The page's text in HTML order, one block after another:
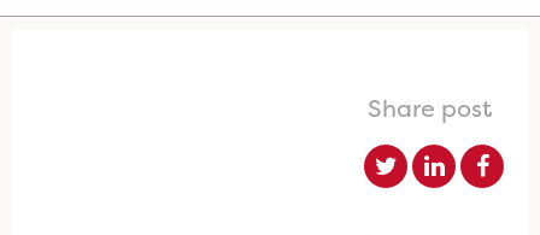
Share post